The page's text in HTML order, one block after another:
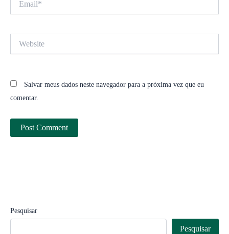
Salvar meus dados neste navegador para a próxima vez que eu
comentar.
Pesquisar
Pesquisar